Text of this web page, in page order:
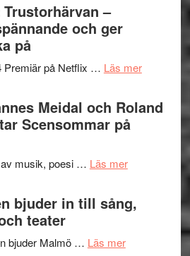
hjärtevarm
–
Delvis
bortom
terräng
–
och ger
på
Premiär på Netflix … Läs merom
–
Meidal och Roland
Scensommar på
musik, poesi … Läs merom
Hannes
bjuder in till sång,
teater
bjuder Malmö … Läs merom